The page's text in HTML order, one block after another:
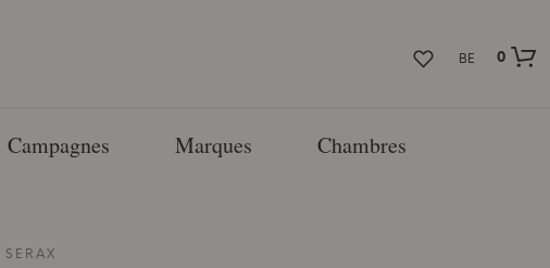
BE
0
Campagnes Marques Chambres
SERAX